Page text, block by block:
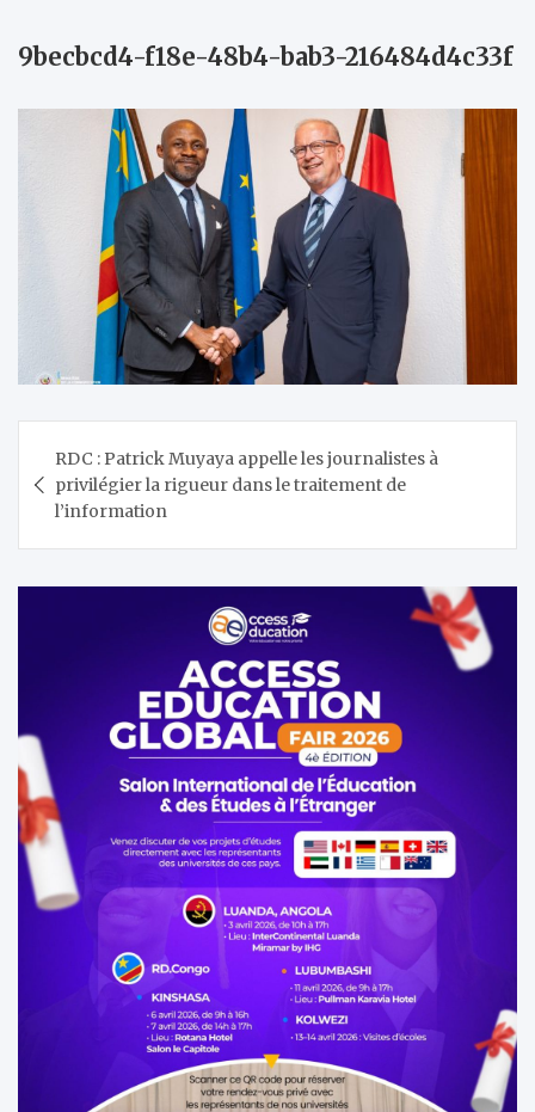
9becbcd4-f18e-48b4-bab3-216484d4c33f
de
l’article
RDC : Patrick Muyaya appelle les journalistes à
privilégier la rigueur dans le traitement de
l’information